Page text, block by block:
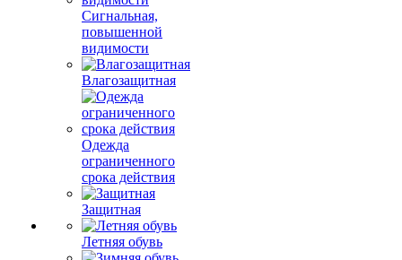
Сигнальная,
повышенной
видимости
Влагозащитная
Одежда
ограниченного
срока действия
Защитная
Летняя обувь